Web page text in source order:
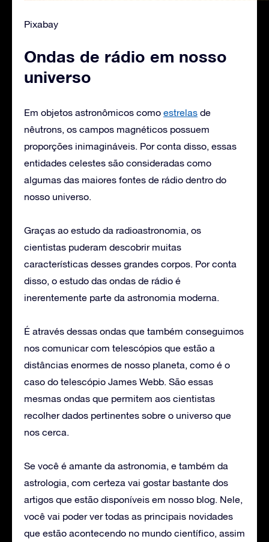
Pixabay
Ondas de rádio em nosso
universo
Em objetos astronômicos como estrelas de
nêutrons, os campos magnéticos possuem
proporções inimagináveis. Por conta disso, essas
entidades celestes são consideradas como
algumas das maiores fontes de rádio dentro do
nosso universo.
Graças ao estudo da radioastronomia, os
cientistas puderam descobrir muitas
características desses grandes corpos. Por conta
disso, o estudo das ondas de rádio é
inerentemente parte da astronomia moderna.
É através dessas ondas que também conseguimos
nos comunicar com telescópios que estão a
distâncias enormes de nosso planeta, como é o
caso do telescópio James Webb. São essas
mesmas ondas que permitem aos cientistas
recolher dados pertinentes sobre o universo que
nos cerca.
Se você é amante da astronomia, e também da
astrologia, com certeza vai gostar bastante dos
artigos que estão disponíveis em nosso blog. Nele,
você vai poder ver todas as principais novidades
que estão acontecendo no mundo científico, assim